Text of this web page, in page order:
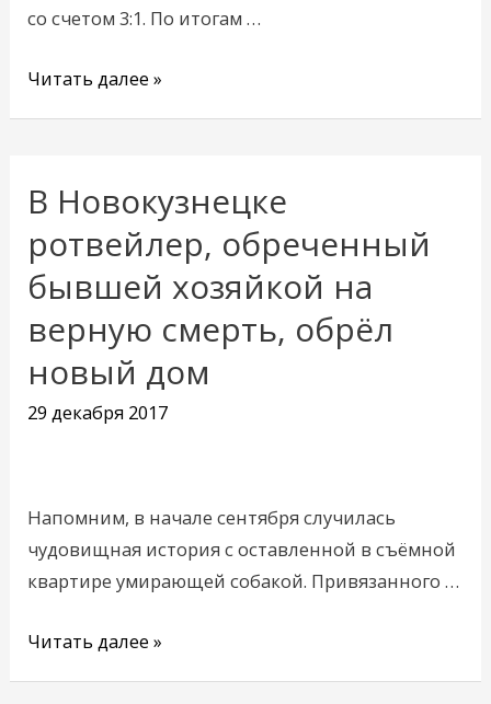
со счетом 3:1. По итогам …
Читать далее »
В Новокузнецке
ротвейлер, обреченный
бывшей хозяйкой на
верную смерть, обрёл
новый дом
29 декабря 2017
Напомним, в начале сентября случилась
чудовищная история с оставленной в съёмной
квартире умирающей собакой. Привязанного …
В
Новокузнецке
ротвейлер,
обреченный
бывшей
хозяйкой
на
верную
новый
дом
Читать далее »